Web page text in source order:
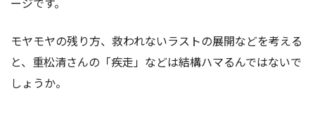
モヤモヤの残り方、救われないラストの展開などを考える
と、重松清さんの「疾走」などは結構ハマるんではないで
しょうか。